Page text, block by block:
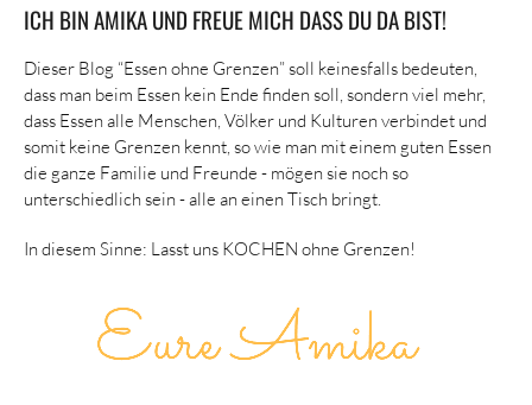
ICH BIN AMIKA UND FREUE MICH DASS DU DA BIST!
Dieser Blog “Essen ohne Grenzen” soll keinesfalls bedeuten,
dass man beim Essen kein Ende finden soll, sondern viel mehr,
dass Essen alle Menschen, Völker und Kulturen verbindet und
somit keine Grenzen kennt, so wie man mit einem guten Essen
die ganze Familie und Freunde - mögen sie noch so
unterschiedlich sein - alle an einen Tisch bringt.
In diesem Sinne: Lasst uns KOCHEN ohne Grenzen!